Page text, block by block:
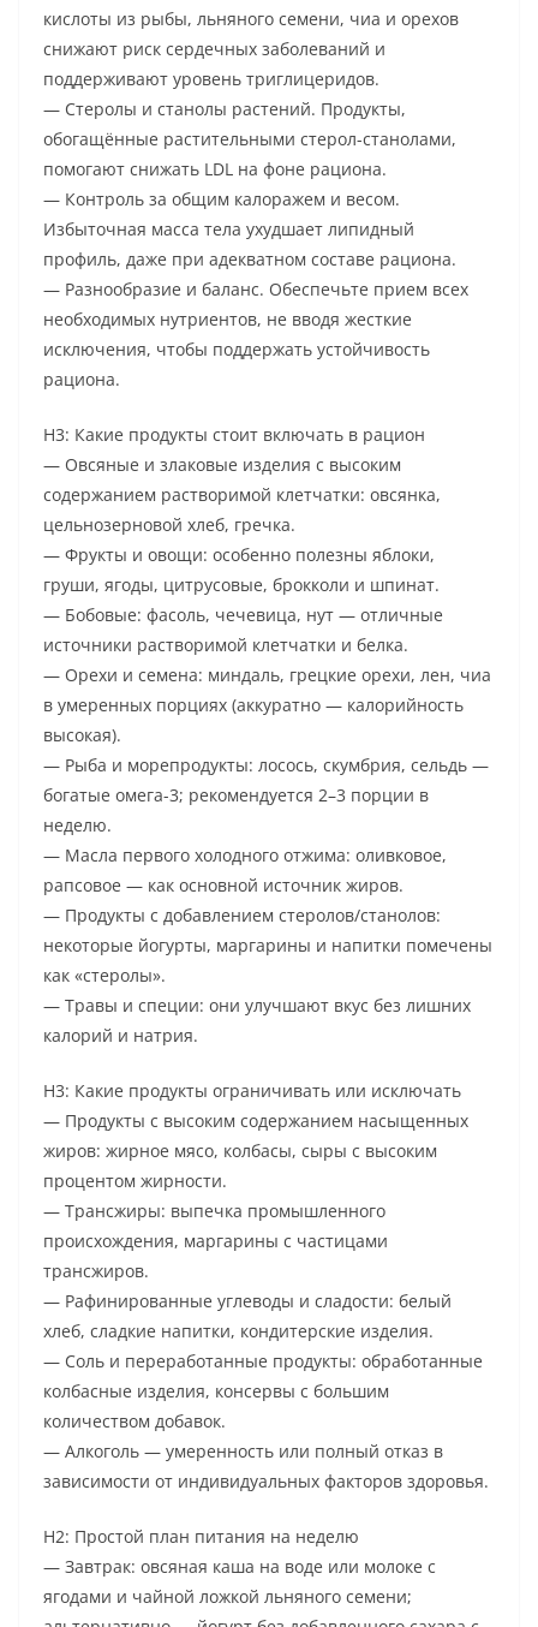
кислоты из рыбы, льняного семени, чиа и орехов
снижают риск сердечных заболеваний и
поддерживают уровень триглицеридов.
— Стеролы и станолы растений. Продукты,
обогащённые растительными стерол-станолами,
помогают снижать LDL на фоне рациона.
— Контроль за общим калоражем и весом.
Избыточная масса тела ухудшает липидный
профиль, даже при адекватном составе рациона.
— Разнообразие и баланс. Обеспечьте прием всех
необходимых нутриентов, не вводя жесткие
исключения, чтобы поддержать устойчивость
рациона.
H3: Какие продукты стоит включать в рацион
— Овсяные и злаковые изделия с высоким
содержанием растворимой клетчатки: овсянка,
цельнозерновой хлеб, гречка.
— Фрукты и овощи: особенно полезны яблоки,
груши, ягоды, цитрусовые, брокколи и шпинат.
— Бобовые: фасоль, чечевица, нут — отличные
источники растворимой клетчатки и белка.
— Орехи и семена: миндаль, грецкие орехи, лен, чиа
в умеренных порциях (аккуратно — калорийность
высокая).
— Рыба и морепродукты: лосось, скумбрия, сельдь —
богатые омега-3; рекомендуется 2–3 порции в
неделю.
— Масла первого холодного отжима: оливковое,
рапсовое — как основной источник жиров.
— Продукты с добавлением стеролов/станолов:
некоторые йогурты, маргарины и напитки помечены
как «стеролы».
— Травы и специи: они улучшают вкус без лишних
калорий и натрия.
H3: Какие продукты ограничивать или исключать
— Продукты с высоким содержанием насыщенных
жиров: жирное мясо, колбасы, сыры с высоким
процентом жирности.
— Трансжиры: выпечка промышленного
происхождения, маргарины с частицами
трансжиров.
— Рафинированные углеводы и сладости: белый
хлеб, сладкие напитки, кондитерские изделия.
— Соль и переработанные продукты: обработанные
колбасные изделия, консервы с большим
количеством добавок.
— Алкоголь — умеренность или полный отказ в
зависимости от индивидуальных факторов здоровья.
H2: Простой план питания на неделю
— Завтрак: овсяная каша на воде или молоке с
ягодами и чайной ложкой льняного семени;